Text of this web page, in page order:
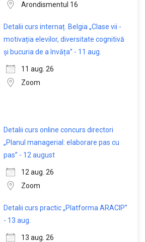
Arondismentul 16
Detalii curs internaț. Belgia „Clase vii -
motivația elevilor, diversitate cognitivă
și bucuria de a învăța” - 11 aug.
11 aug. 26
Zoom
Detalii curs online concurs directori
„Planul managerial: elaborare pas cu
pas” - 12 august
12 aug. 26
Zoom
Detalii curs practic „Platforma ARACIP”
- 13 aug.
13 aug. 26